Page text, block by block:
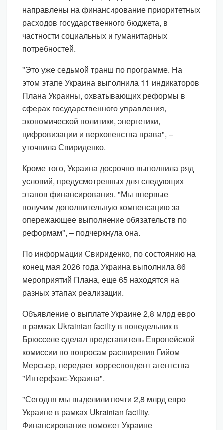
направлены на финансирование приоритетных
расходов государственного бюджета, в
частности социальных и гуманитарных
потребностей.
"Это уже седьмой транш по программе. На
этом этапе Украина выполнила 11 индикаторов
Плана Украины, охватывающих реформы в
сферах государственного управления,
экономической политики, энергетики,
цифровизации и верховенства права", –
уточнила Свириденко.
Кроме того, Украина досрочно выполнила ряд
условий, предусмотренных для следующих
этапов финансирования. "Мы впервые
получим дополнительную компенсацию за
опережающее выполнение обязательств по
реформам", – подчеркнула она.
По информации Свириденко, по состоянию на
конец мая 2026 года Украина выполнила 86
мероприятий Плана, еще 65 находятся на
разных этапах реализации.
Объявление о выплате Украине 2,8 млрд евро
в рамках Ukrainian facility в понедельник в
Брюсселе сделал представитель Европейской
комиссии по вопросам расширения Гийом
Мерсьер, передает корреспондент агентства
"Интерфакс-Украина".
"Сегодня мы выделили почти 2,8 млрд евро
Украине в рамках Ukrainian facility.
Финансирование поможет Украине